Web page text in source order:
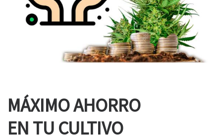
MÁXIMO AHORRO
EN TU CULTIVO